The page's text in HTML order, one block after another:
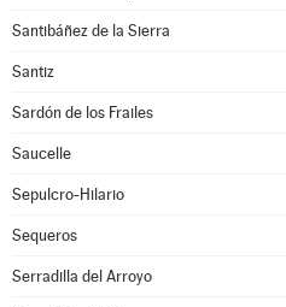
Santibáñez de la Sierra
Santiz
Sardón de los Frailes
Saucelle
Sepulcro-Hilario
Sequeros
Serradilla del Arroyo